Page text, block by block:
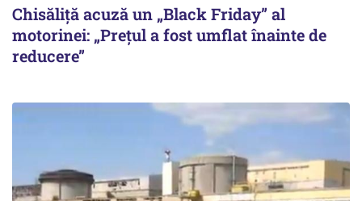
Chisăliță acuză un „Black Friday” al
motorinei: „Prețul a fost umflat înainte de
reducere”